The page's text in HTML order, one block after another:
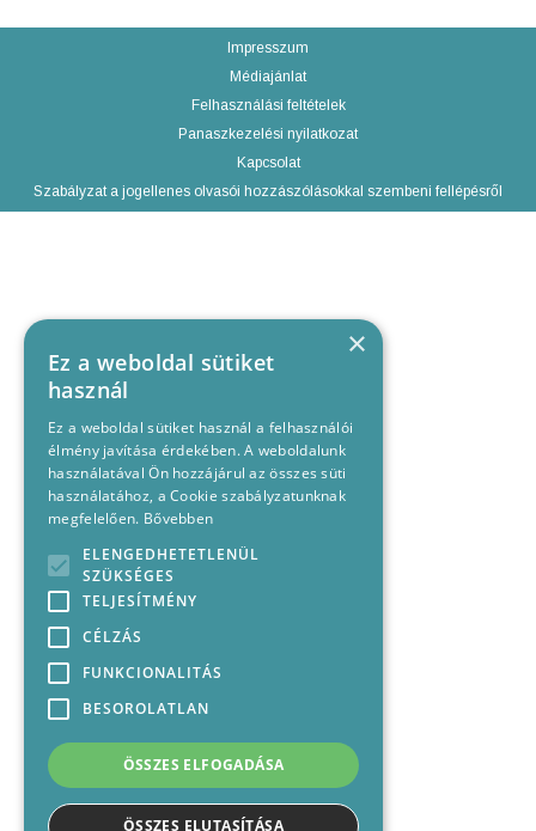
Impresszum
Médiajánlat
Felhasználási feltételek
Panaszkezelési nyilatkozat
Kapcsolat
Szabályzat a jogellenes olvasói hozzászólásokkal szembeni fellépésről
×
Ez a weboldal sütiket
használ
Ez a weboldal sütiket használ a felhasználói
élmény javítása érdekében. A weboldalunk
használatával Ön hozzájárul az összes süti
használatához, a Cookie szabályzatunknak
megfelelően. Bővebben
ELENGEDHETETLENÜL
SZÜKSÉGES
TELJESÍTMÉNY
CÉLZÁS
FUNKCIONALITÁS
BESOROLATLAN
ÖSSZES ELFOGADÁSA
ÖSSZES ELUTASÍTÁSA